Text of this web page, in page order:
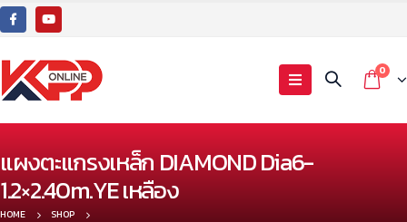
0
แผงตะแกรงเหล็ก DIAMOND Dia6-
1.2×2.40m.YE เหลือง
HOME
SHOP